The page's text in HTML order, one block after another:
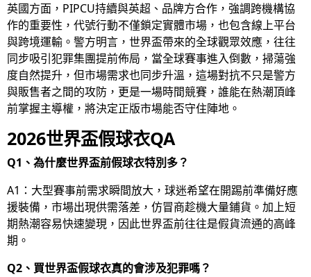
英國方面，PIPCU持續與英超、品牌方合作，強調跨機構協
作的重要性，代號行動不僅鎖定實體市場，也包含線上平台
與跨境運輸。警方明言，世界盃帶來的全球觀眾效應，往往
同步吸引犯罪集團提前佈局，當全球賽事進入倒數，掃蕩強
度自然提升，但市場需求也同步升溫，這場對抗不只是警方
與販售者之間的攻防，更是一場時間競賽，誰能在熱潮頂峰
前掌握主導權，將決定正版市場能否守住陣地。
2026世界盃假球衣QA
Q1、為什麼世界盃前假球衣特別多？
A1：大型賽事前需求瞬間放大，球迷希望在開踢前準備好應
援裝備，市場出現供需落差，仿冒商趁機大量鋪貨。加上短
期熱潮容易快速變現，因此世界盃前往往是假貨流通的高峰
期。
Q2、買世界盃假球衣真的會涉及犯罪嗎？